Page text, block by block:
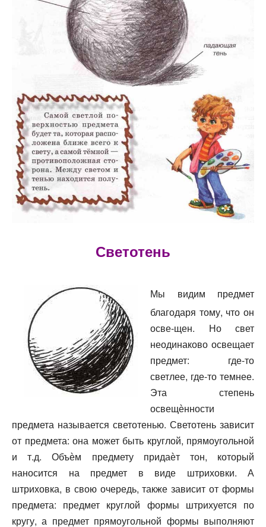
Светотень
Мы видим предмет
благодаря тому, что он
осве-щен. Но свет
неодинаково освещает
предмет: где-то
светлее, где-то темнее.
Эта степень
освещѐнности
предмета называется светотенью. Светотень зависит
от предмета: она может быть круглой, прямоугольной
и т.д. Объѐм предмету придаѐт тон, который
наносится на предмет в виде штриховки. А
штриховка, в свою очередь, также зависит от формы
предмета: предмет круглой формы штрихуется по
кругу, а предмет прямоугольной формы выполняют
Поддержите Аудиотеку
Данный сайт предоставляется для того, чтобы
все желающие могли слушать проповеди, аудио